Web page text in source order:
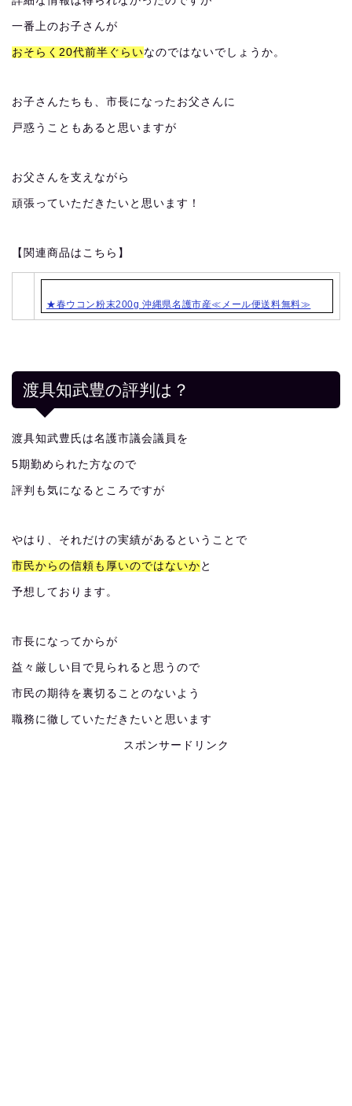
一番上のお子さんが
おそらく20代前半ぐらいなのではないでしょうか。
お子さんたちも、市長になったお父さんに
戸惑うこともあると思いますが
お父さんを支えながら
頑張っていただきたいと思います！
【関連商品はこちら】
★春ウコン粉末200g 沖縄県名護市産≪メール便送料無料≫
渡具知武豊の評判は？
渡具知武豊氏は名護市議会議員を
5期勤められた方なので
評判も気になるところですが
やはり、それだけの実績があるということで
市民からの信頼も厚いのではないか と
予想しております。
市長になってからが
益々厳しい目で見られると思うので
市民の期待を裏切ることのないよう
職務に徹していただきたいと思います
スポンサードリンク